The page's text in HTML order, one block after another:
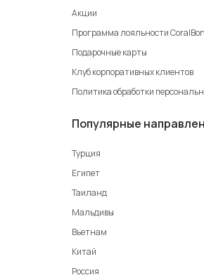
Акции
Программа лояльности
Подарочные карты
Клуб корпоративных клиентов
Политика обработки
Популярные
Турция
Египет
Таиланд
Мальдивы
Вьетнам
Китай
Россия